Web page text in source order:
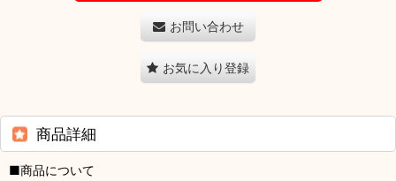
お問い合わせ
お気に入り登録
商品詳細
■商品について